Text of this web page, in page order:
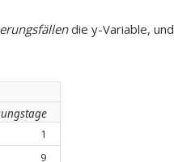
die y-Variable, und
1
9